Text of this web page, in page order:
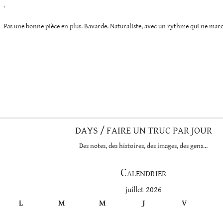
.
Pas une bonne pièce en plus. Bavarde. Naturaliste, avec un rythme qui ne
DAYS / FAIRE UN TRUC PAR JOUR
Des notes, des histoires, des images, des gens…
Calendrier
juillet 2026
L
M M J
V